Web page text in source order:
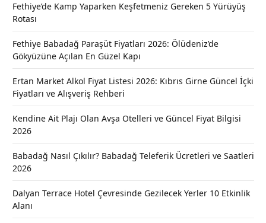
Fethiye’de Kamp Yaparken Keşfetmeniz Gereken 5 Yürüyüş
Rotası
Fethiye Babadağ Paraşüt Fiyatları 2026: Ölüdeniz’de
Gökyüzüne Açılan En Güzel Kapı
Ertan Market Alkol Fiyat Listesi 2026: Kıbrıs Girne Güncel İçki
Fiyatları ve Alışveriş Rehberi
Kendine Ait Plajı Olan Avşa Otelleri ve Güncel Fiyat Bilgisi
2026
Babadağ Nasıl Çıkılır? Babadağ Teleferik Ücretleri ve Saatleri
2026
Dalyan Terrace Hotel Çevresinde Gezilecek Yerler 10 Etkinlik
Alanı